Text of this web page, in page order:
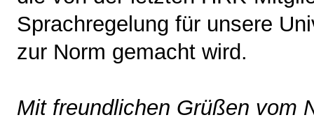
Sprachregelung für unsere
zur Norm gemacht wird.
Mit freundlichen Grüßen vom